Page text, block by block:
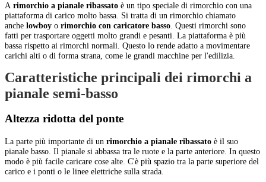
A rimorchio a pianale ribassato è un tipo speciale di rimorchio con una
piattaforma di carico molto bassa. Si tratta di un rimorchio chiamato
anche lowboy o rimorchio con caricatore basso. Questi rimorchi sono
fatti per trasportare oggetti molto grandi e pesanti. La piattaforma è più
bassa rispetto ai rimorchi normali. Questo lo rende adatto a movimentare
carichi alti o di forma strana, come le grandi macchine per l'edilizia.
Caratteristiche principali dei rimorchi a
pianale semi-basso
Altezza ridotta del ponte
La parte più importante di un rimorchio a pianale ribassato è il suo
pianale basso. Il pianale si abbassa tra le ruote e la parte anteriore. In questo
modo è più facile caricare cose alte. C'è più spazio tra la parte superiore del
carico e i ponti o le linee elettriche sulla strada.